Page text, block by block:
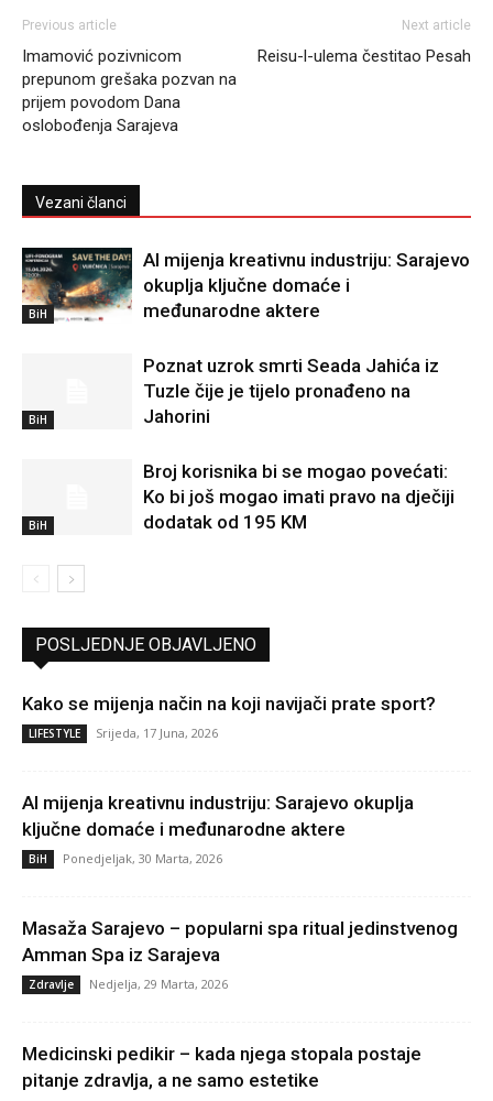
Previous article
Imamović pozivnicom
prepunom grešaka pozvan na
prijem povodom Dana
oslobođenja Sarajeva
Next article
Reisu-l-ulema čestitao Pesah
Vezani članci
BiH
AI mijenja kreativnu industriju: Sarajevo
okuplja ključne domaće i
međunarodne aktere
BiH
Poznat uzrok smrti Seada Jahića iz
Tuzle čije je tijelo pronađeno na
Jahorini
BiH
Broj korisnika bi se mogao povećati:
Ko bi još mogao imati pravo na dječiji
dodatak od 195 KM
POSLJEDNJE OBJAVLJENO
Kako se mijenja način na koji navijači prate sport?
LIFESTYLE Srijeda, 17 Juna, 2026
AI mijenja kreativnu industriju: Sarajevo okuplja
ključne domaće i međunarodne aktere
BiH Ponedjeljak, 30 Marta, 2026
Masaža Sarajevo – popularni spa ritual jedinstvenog
Amman Spa iz Sarajeva
Zdravlje Nedjelja, 29 Marta, 2026
Medicinski pedikir – kada njega stopala postaje
pitanje zdravlja, a ne samo estetike